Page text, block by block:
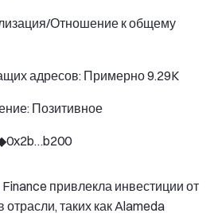
Отношение к общему
адресов: Примерно 9.29K
Позитивное
Finance привлекла инвестиции от
отрасли, таких как Alameda